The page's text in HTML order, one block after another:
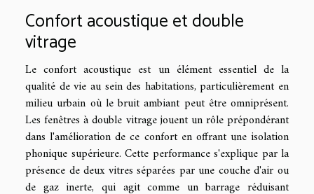
Confort acoustique et double
vitrage
Le confort acoustique est un élément essentiel de la
qualité de vie au sein des habitations, particulièrement en
milieu urbain où le bruit ambiant peut être omniprésent.
Les fenêtres à double vitrage jouent un rôle prépondérant
dans l'amélioration de ce confort en offrant une isolation
phonique supérieure. Cette performance s'explique par la
présence de deux vitres séparées par une couche d'air ou
de gaz inerte, qui agit comme un barrage réduisant